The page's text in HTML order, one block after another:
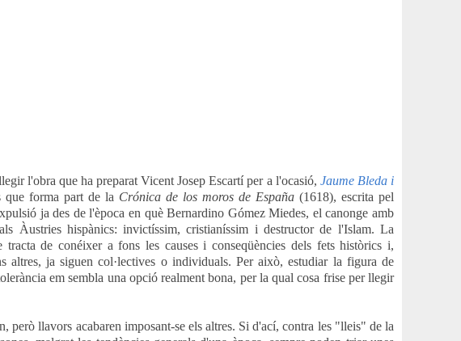
l'obra que ha preparat Vicent Josep Escartí per a l'ocasió, Jaume Bleda i
que forma part de la Crónica de los moros de España (1618), escrita pel
ja des de l'època en què Bernardino Gómez Miedes, el canonge amb
Àustries hispànics: invictíssim, cristianíssim i destructor de l'Islam. La
de conéixer a fons les causes i conseqüències dels fets històrics i,
altres, ja siguen col·lectives o individuals. Per això, estudiar la figura de
em sembla una opció realment bona, per la qual cosa frise per llegir
però llavors acabaren imposant-se els altres. Si d'ací, contra les "lleis" de la